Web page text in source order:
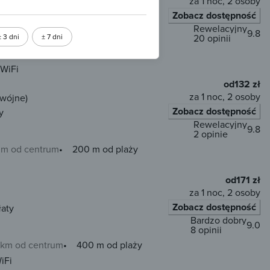
3 dni ± 7 dni
68 zł
Zobacz dostępność
9.8
Rewelacyjny
20 opinii
WiFi
od132 zł
za 1 noc, 2 osoby
Zobacz dostępność
od centrum 200 m od plaży
9.8
Rewelacyjny
2 opinie
od171 zł
za 1 noc, 2 osoby
Zobacz dostępność
km od centrum 400 m od plaży
9.0
Bardzo dobry
8 opinii